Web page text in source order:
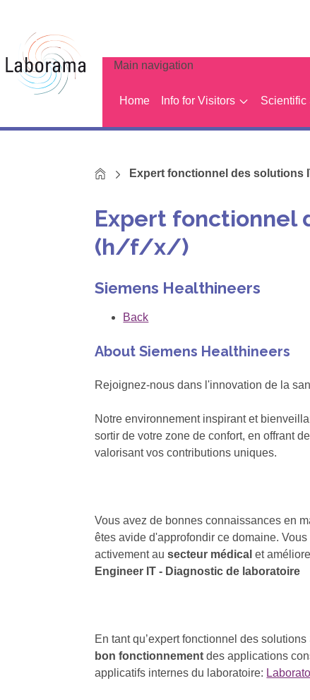
Main navigation
Home Info for Visitors Scientific
HomeExpert fonctionnel des solutions
Expert fonctionnel
(h/f/x/)
Siemens Healthineers
Back
About Siemens Healthineers
Rejoignez-nous dans l'innovation de la
Notre environnement inspirant et
sortir de votre zone de confort, en offrant
valorisant vos contributions uniques.
Vous avez de bonnes connaissances en
êtes avide d'approfondir ce domaine.
activement ausecteur médical et
Engineer IT - Diagnostic de laboratoire
En tant qu’expert fonctionnel des
bon fonctionnement des applications
applicatifs internes du laboratoire: